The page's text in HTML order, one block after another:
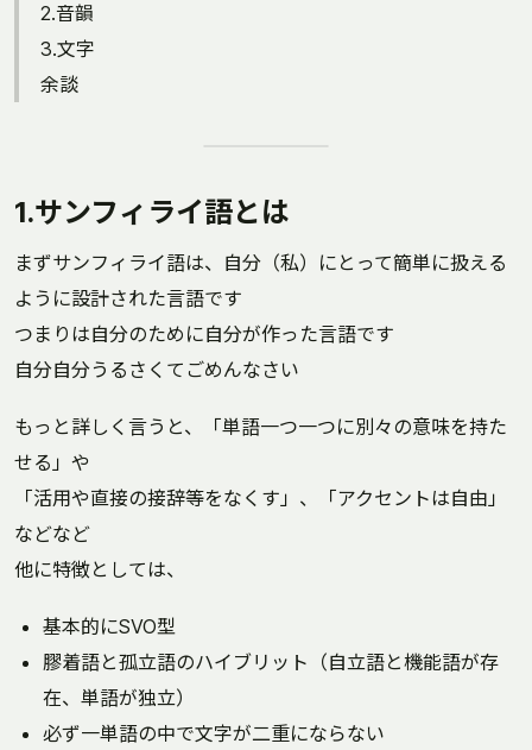
2.音韻
3.文字
余談
1.サンフィライ語とは
まずサンフィライ語は、自分（私）にとって簡単に扱える
ように設計された言語です
つまりは自分のために自分が作った言語です
自分自分うるさくてごめんなさい
もっと詳しく言うと、「単語一つ一つに別々の意味を持た
せる」や
「活用や直接の接辞等をなくす」、「アクセントは自由」
などなど
他に特徴としては、
基本的にSVO型
膠着語と孤立語のハイブリット（自立語と機能語が存
在、単語が独立）
必ず一単語の中で文字が二重にならない